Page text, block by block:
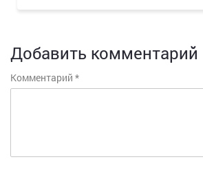
Добавить комментарий
Комментарий *